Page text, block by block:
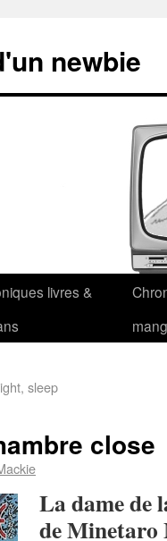
newbie
livres &
sleep
close
La dame de
de